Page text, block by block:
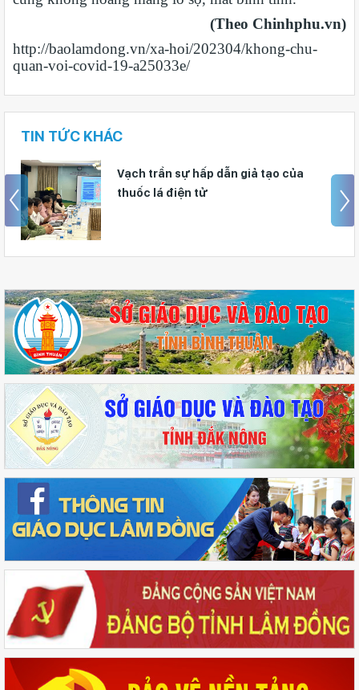
(Theo Chinhphu.vn)
http://baolamdong.vn/xa-hoi/202304/khong-chu-
quan-voi-covid-19-a25033e/
TIN TỨC KHÁC
Tuyên truyền không còn “khô cứng”:
Trường mầm non Lâm Đồng sáng tạo